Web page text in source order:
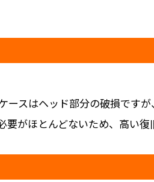
ースはヘッド部分の破損です
要がほとんどないため、高い復